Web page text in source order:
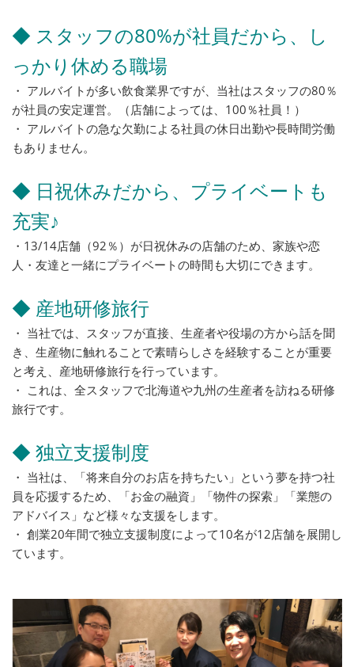
◆ スタッフの80%が社員だから、し
っかり休める職場
・ アルバイトが多い飲食業界ですが、当社はスタッフの80％
が社員の安定運営。（店舗によっては、100％社員！）
・ アルバイトの急な欠勤による社員の休日出勤や長時間労働
もありません。
◆ 日祝休みだから、プライベートも
充実♪
・13/14店舗（92％）が日祝休みの店舗のため、家族や恋
人・友達と一緒にプライベートの時間も大切にできます。
◆ 産地研修旅行
・ 当社では、スタッフが直接、生産者や役場の方から話を聞
き、生産物に触れることで素晴らしさを経験することが重要
と考え、産地研修旅行を行っています。
・ これは、全スタッフで北海道や九州の生産者を訪ねる研修
旅行です。
◆ 独立支援制度
・ 当社は、「将来自分のお店を持ちたい」という夢を持つ社
員を応援するため、「お金の融資」「物件の探索」「業態の
アドバイス」など様々な支援をします。
・ 創業20年間で独立支援制度によって10名が12店舗を展開し
ています。